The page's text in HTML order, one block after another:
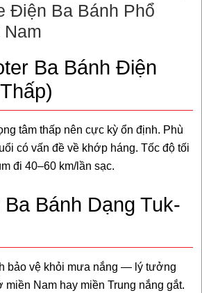
Điện Ba Bánh Phổ
Nam
Ba Bánh Điện
tâm thấp nên cực kỳ ổn định. Phù
có vấn đề về khớp háng. Tốc độ tối
đi 40–60 km/lần sạc.
Bánh Dạng Tuk-
bảo vệ khỏi mưa nắng — lý tưởng
Nam hay miền Trung nắng gắt.